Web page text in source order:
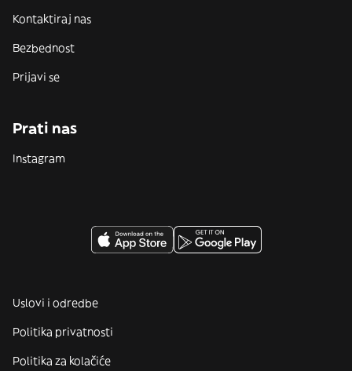
Kontaktiraj nas
Bezbednost
Prijavi se
Prati nas
Instagram
Uslovi i odredbe
Politika privatnosti
Politika za kolačiće